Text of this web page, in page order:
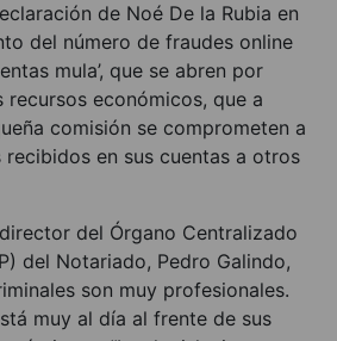
de Noé De la Rubia en
del número de fraudes online
mula’, que se abren por
recursos económicos, que a
comisión se comprometen a
en sus cuentas a otros
del Órgano Centralizado
del Notariado, Pedro Galindo,
son muy profesionales.
muy al día al frente de sus